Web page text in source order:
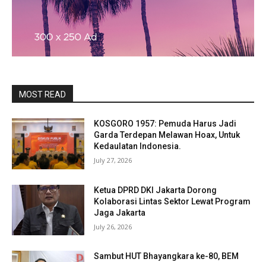
MOST READ
KOSGORO 1957: Pemuda Harus Jadi
Garda Terdepan Melawan Hoax, Untuk
Kedaulatan Indonesia.
July 27, 2026
Ketua DPRD DKI Jakarta Dorong
Kolaborasi Lintas Sektor Lewat Program
Jaga Jakarta
July 26, 2026
Sambut HUT Bhayangkara ke-80, BEM